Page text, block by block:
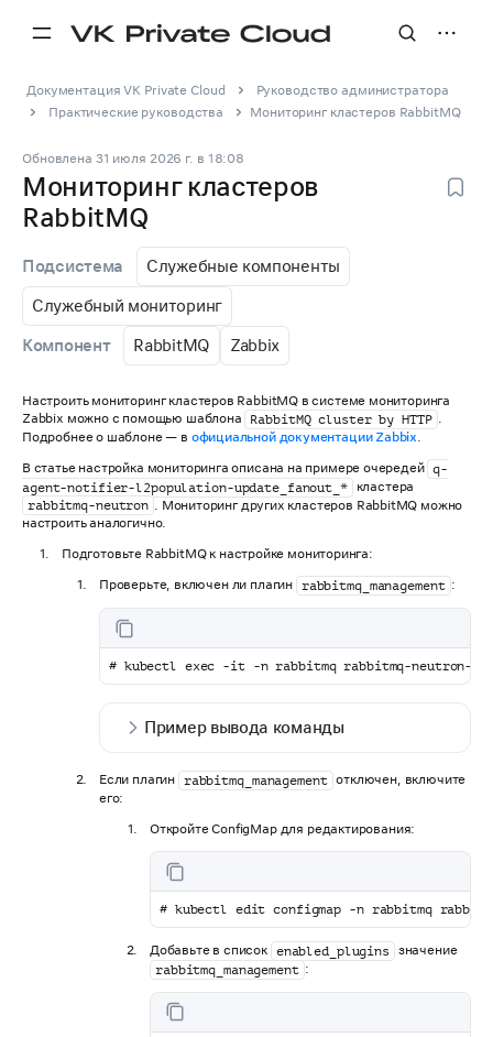
Документация VK Private Cloud
Руководство администратора
Практические руководства
Мониторинг кластеров RabbitMQ
Обновлена 31 июля 2026 г. в 18:08
Мониторинг кластеров
RabbitMQ
Подсистема
Служебные компоненты
Служебный мониторинг
Компонент RabbitMQ Zabbix
Настроить мониторинг кластеров RabbitMQ в системе мониторинга
Zabbix можно с помощью шаблона
RabbitMQ cluster by HTTP .
Подробнее о шаблоне — в официальной документации Zabbix.
В статье настройка мониторинга описана на примере очередей q-
agent-notifier-l2population-update_fanout_*
кластера
rabbitmq-neutron
. Мониторинг других кластеров RabbitMQ можно
настроить аналогично.
Подготовьте RabbitMQ к настройке мониторинга:
Проверьте, включен ли плагин rabbitmq_management :
# kubectl exec -it -n rabbitmq rabbitmq-neutron-0
Пример вывода команды
Если плагин rabbitmq_management отключен, включите
его:
Откройте ConfigMap для редактирования:
# kubectl edit configmap -n rabbitmq
Добавьте в список enabled_plugins значение
rabbitmq_management :